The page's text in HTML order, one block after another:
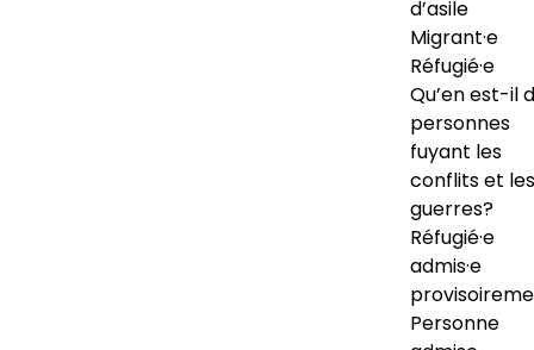
d’asile
Migrant·e
Réfugié·e
Qu’en est-il
personnes
fuyant les
conflits et les
guerres?
Réfugié·e
admis·e
Personne